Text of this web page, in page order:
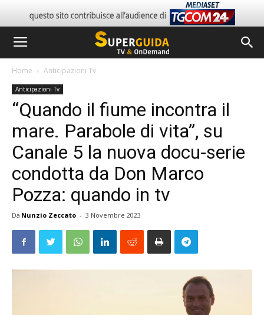
Home Anticipazioni Tv
Anticipazioni Tv
“Quando il fiume incontra il
mare. Parabole di vita”, su
Canale 5 la nuova docu-serie
condotta da Don Marco
Pozza: quando in tv
Da Nunzio Zeccato - 3 Novembre 2023